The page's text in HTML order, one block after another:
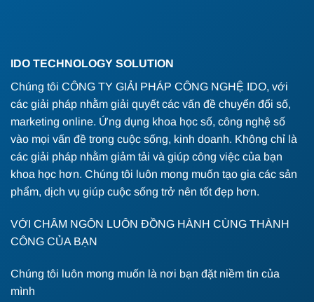
IDO TECHNOLOGY SOLUTION
Chúng tôi CÔNG TY GIẢI PHÁP CÔNG NGHỆ IDO, với
các giải pháp nhằm giải quyết các vấn đề chuyển đổi số,
marketing online. Ứng dụng khoa học số, công nghệ số
vào mọi vấn đề trong cuộc sống, kinh doanh. Không chỉ là
các giải pháp nhằm giảm tải và giúp công việc của bạn
khoa học hơn. Chúng tôi luôn mong muốn tạo gia các sản
phẩm, dịch vụ giúp cuộc sống trở nên tốt đẹp hơn.
VỚI CHÂM NGÔN LUÔN ĐỒNG HÀNH CÙNG THÀNH
CÔNG CỦA BẠN
Chúng tôi luôn mong muốn là nơi bạn đặt niềm tin của
mình